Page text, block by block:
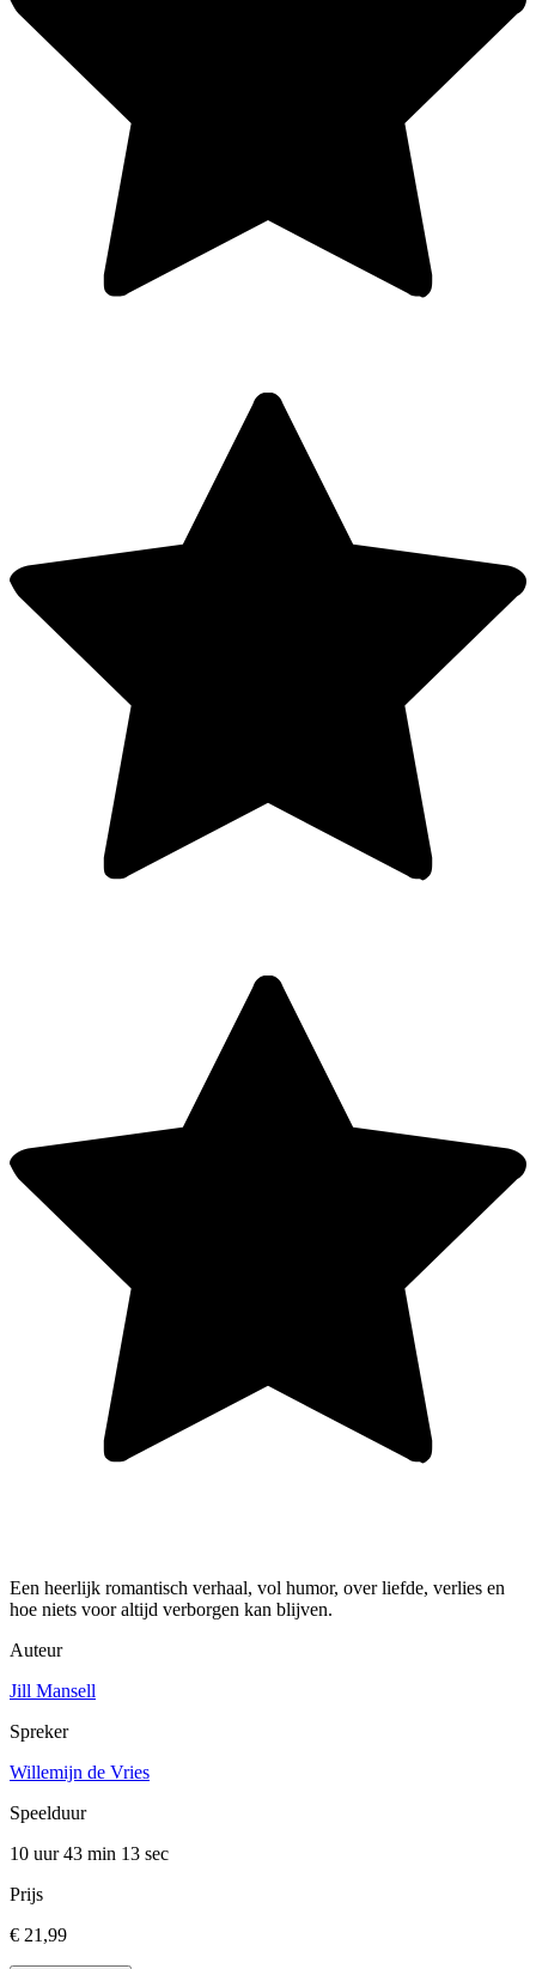
Een heerlijk romantisch verhaal, vol humor, over liefde, verlies en
hoe niets voor altijd verborgen kan blijven.
Auteur
Jill Mansell
Spreker
Willemijn de Vries
Speelduur
10 uur 43 min 13 sec
Prijs
€ 21,99